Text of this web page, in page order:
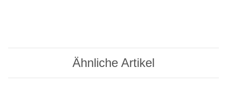
Ähnliche Artikel